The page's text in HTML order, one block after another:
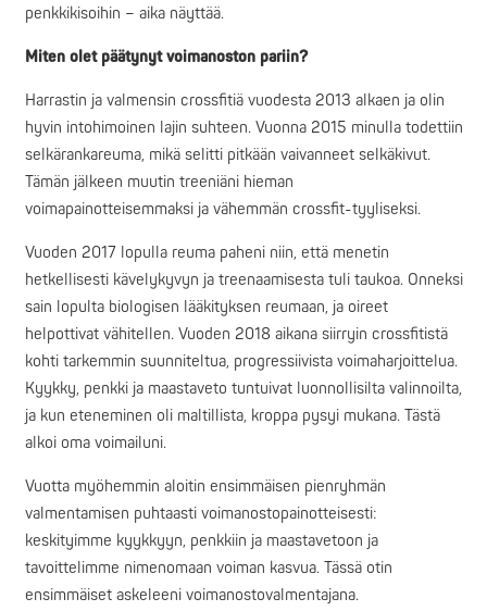
penkkikisoihin – aika näyttää.
Miten olet päätynyt voimanoston pariin?
Harrastin ja valmensin crossfitiä vuodesta 2013 alkaen ja olin
hyvin intohimoinen lajin suhteen. Vuonna 2015 minulla todettiin
selkärankareuma, mikä selitti pitkään vaivanneet selkäkivut.
Tämän jälkeen muutin treeniäni hieman
voimapainotteisemmaksi ja vähemmän crossfit-tyyliseksi.
Vuoden 2017 lopulla reuma paheni niin, että menetin
hetkellisesti kävelykyvyn ja treenaamisesta tuli taukoa. Onneksi
sain lopulta biologisen lääkityksen reumaan, ja oireet
helpottivat vähitellen. Vuoden 2018 aikana siirryin crossfitistä
kohti tarkemmin suunniteltua, progressiivista voimaharjoittelua.
Kyykky, penkki ja maastaveto tuntuivat luonnollisilta valinnoilta,
ja kun eteneminen oli maltillista, kroppa pysyi mukana. Tästä
alkoi oma voimailuni.
Vuotta myöhemmin aloitin ensimmäisen pienryhmän
valmentamisen puhtaasti voimanostopainotteisesti:
keskityimme kyykkyyn, penkkiin ja maastavetoon ja
tavoittelimme nimenomaan voiman kasvua. Tässä otin
ensimmäiset askeleeni voimanostovalmentajana.